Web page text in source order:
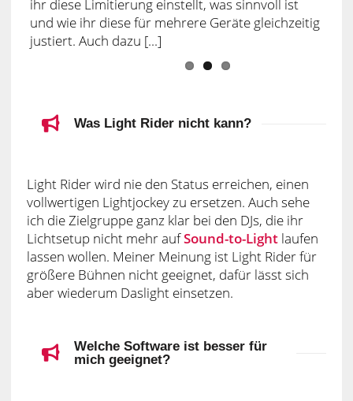
erfahren? Sehr gut, dann bist du in diesem
Artikel genau richtig . Hier erkläre ich dir in einem
Crashkurs, wie du ein kleines Basissetup mit
Light Rider erstellst. Zu [...]
Light Rider wird nie den Status erreichen, einen
vollwertigen Lightjockey zu ersetzen. Auch sehe
ich die Zielgruppe ganz klar bei den DJs, die ihr
Lichtsetup nicht mehr aufSound-to-Lightlaufen
lassen wollen. Meiner Meinung ist Light Rider für
größere Bühnen nicht geeignet, dafür lässt sich